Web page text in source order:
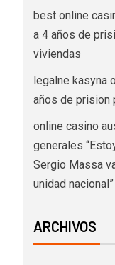
best online
a 4 años de
viviendas
legalne kasyna
años de prision
online casino
generales
Sergio Massa
unidad nacional”
ARCHIVOS